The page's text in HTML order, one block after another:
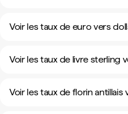
Voir les taux de euro vers
Voir les taux de livre sterling
Voir les taux de florin antillais